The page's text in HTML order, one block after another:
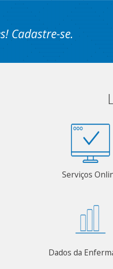
Cadastre-se.
Serviços
Dados da